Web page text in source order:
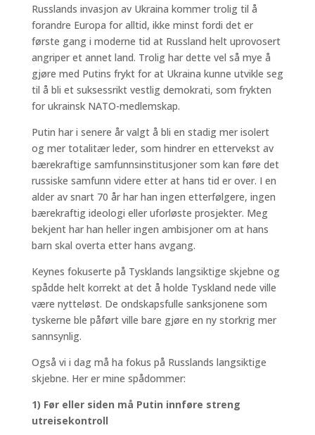
Russlands invasjon av Ukraina kommer trolig til å
forandre Europa for alltid, ikke minst fordi det er
første gang i moderne tid at Russland helt uprovosert
angriper et annet land. Trolig har dette vel så mye å
gjøre med Putins frykt for at Ukraina kunne utvikle seg
til å bli et suksessrikt vestlig demokrati, som frykten
for ukrainsk NATO-medlemskap.
Putin har i senere år valgt å bli en stadig mer isolert
og mer totalitær leder, som hindrer en ettervekst av
bærekraftige samfunnsinstitusjoner som kan føre det
russiske samfunn videre etter at hans tid er over. I en
alder av snart 70 år har han ingen etterfølgere, ingen
bærekraftig ideologi eller uforløste prosjekter. Meg
bekjent har han heller ingen ambisjoner om at hans
barn skal overta etter hans avgang.
Keynes fokuserte på Tysklands langsiktige skjebne og
spådde helt korrekt at det å holde Tyskland nede ville
være nytteløst. De ondskapsfulle sanksjonene som
tyskerne ble påført ville bare gjøre en ny storkrig mer
sannsynlig.
Også vi i dag må ha fokus på Russlands langsiktige
skjebne. Her er mine spådommer:
1) Før eller siden må Putin innføre streng
utreisekontroll